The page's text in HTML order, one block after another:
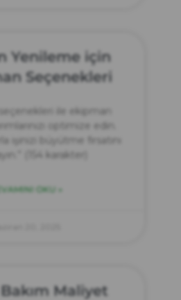
Yenileme için
Seçenekleri
ile ekipman
optimize edin.
işinizi büyütme fırsatını
(154 karakter)
OKU »
Maliyet